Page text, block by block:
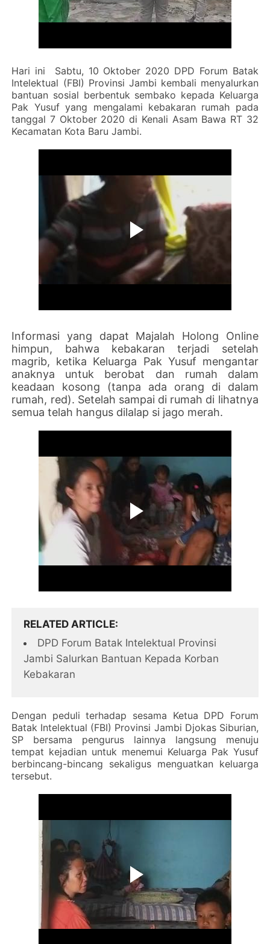
Hari ini Sabtu, 10 Oktober 2020 DPD Forum Batak
Intelektual (FBI) Provinsi Jambi kembali menyalurkan
bantuan sosial berbentuk sembako kepada Keluarga
Pak Yusuf yang mengalami kebakaran rumah pada
tanggal 7 Oktober 2020 di Kenali Asam Bawa RT 32
Kecamatan Kota Baru Jambi.
Informasi yang dapat Majalah Holong Online
himpun, bahwa kebakaran terjadi setelah
magrib, ketika Keluarga Pak Yusuf mengantar
anaknya untuk berobat dan rumah dalam
keadaan kosong (tanpa ada orang di dalam
rumah, red). Setelah sampai di rumah di lihatnya
semua telah hangus dilalap si jago merah.
RELATED ARTICLE
DPD Forum Batak Intelektual Provinsi
Jambi Salurkan Bantuan Kepada Korban
Kebakaran
Dengan peduli terhadap sesama Ketua DPD Forum
Batak Intelektual (FBI) Provinsi Jambi Djokas Siburian,
SP bersama pengurus lainnya langsung menuju
tempat kejadian untuk menemui Keluarga Pak Yusuf
berbincang-bincang sekaligus menguatkan keluarga
tersebut.